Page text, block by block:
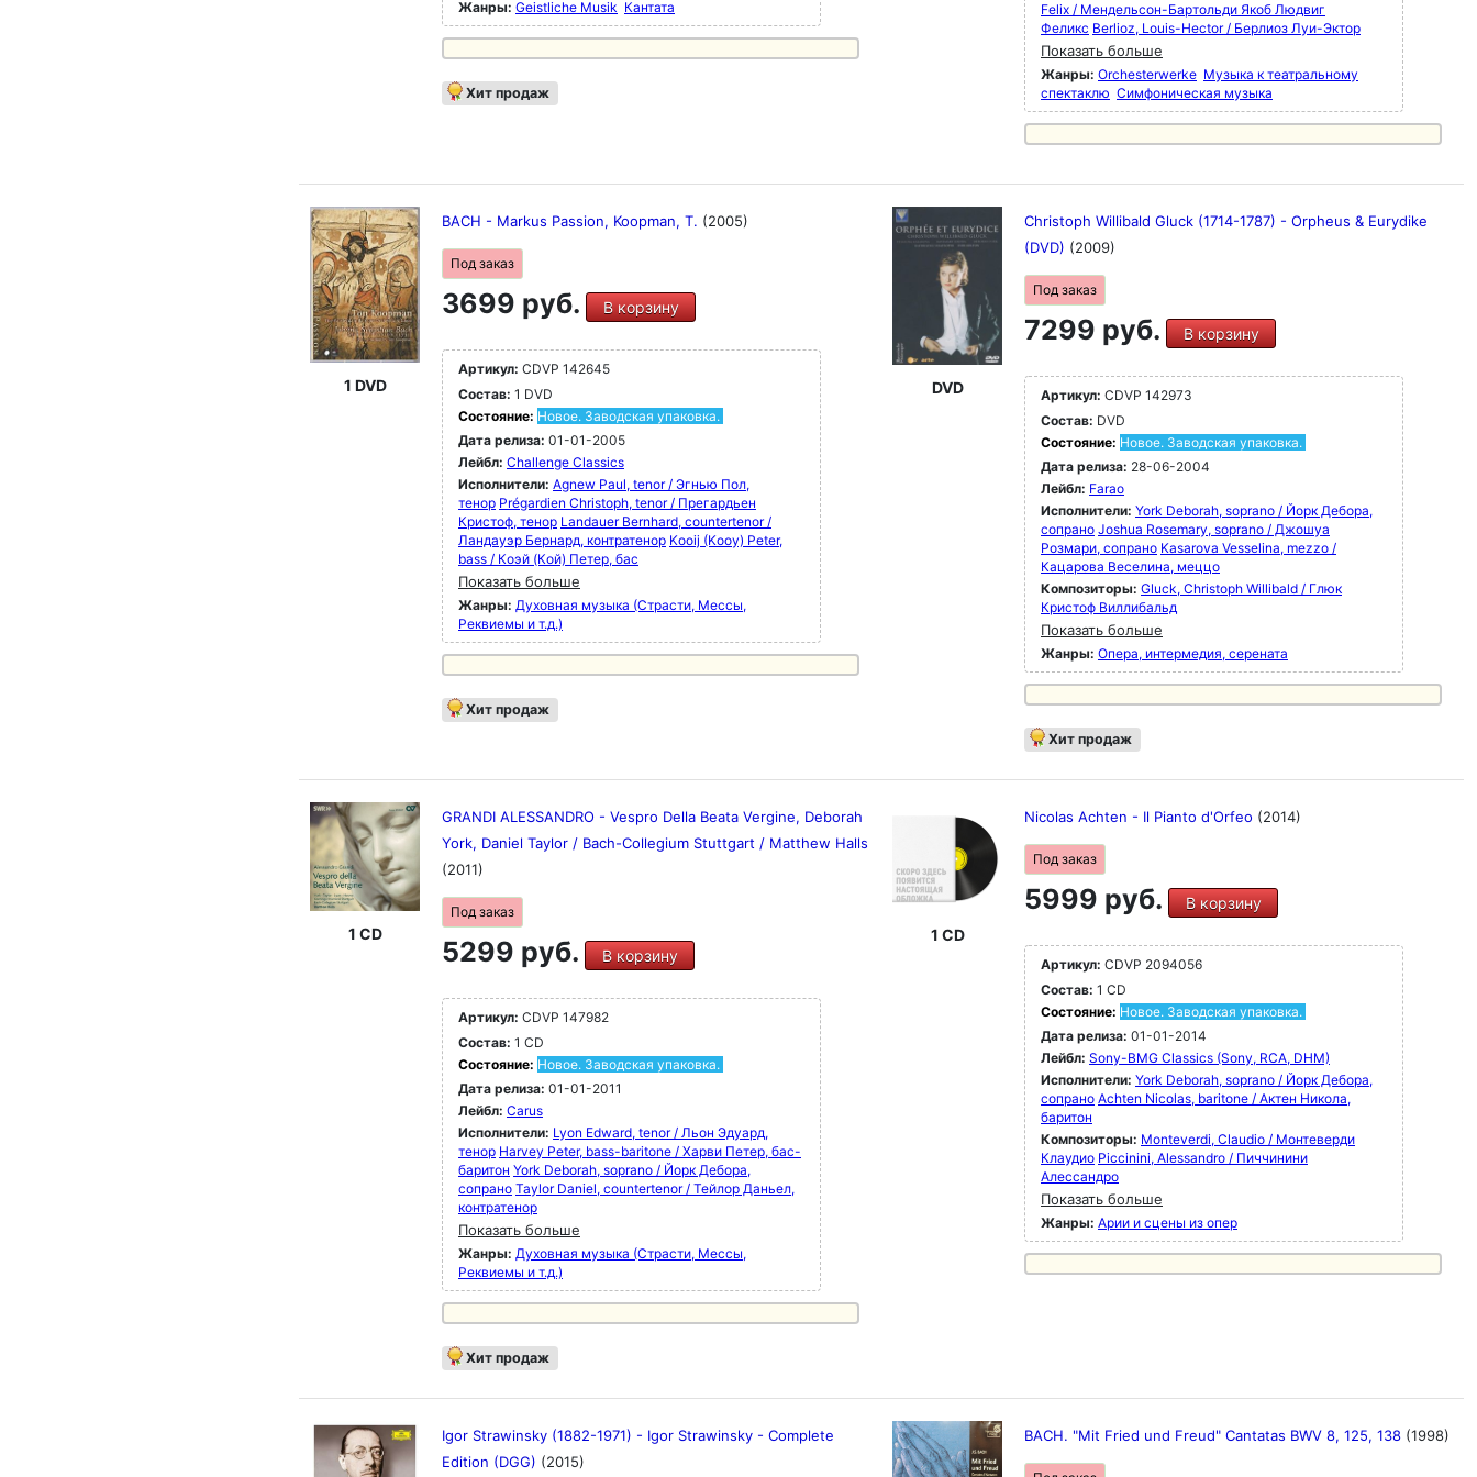
Жанры: Geistliche Musik Кантата
Хит продаж
Felix / Мендельсон-Бартольди Якоб Людвиг
Феликс Berlioz, Louis-Hector / Берлиоз Луи-Эктор
Показать больше
Жанры: Orchesterwerke Музыка к театральному
спектаклю Симфоническая музыка
1 DVD
BACH - Markus Passion, Koopman, T. (2005)
Под заказ
3699 руб. В корзину
Артикул: CDVP 142645
Состав: 1 DVD
Состояние: Новое. Заводская упаковка.
Дата релиза: 01-01-2005
Лейбл: Challenge Classics
Исполнители: Agnew Paul, tenor / Эгнью Пол,
тенор Prégardien Christoph, tenor / Прегардьен
Кристоф, тенор Landauer Bernhard, countertenor /
Ландауэр Бернард, контратенор Kooij (Kooy) Peter,
bass / Коэй (Кой) Петер, бас
Показать больше
Жанры: Духовная музыка (Страсти, Мессы,
Реквиемы и т.д.)
Хит продаж
DVD
Christoph Willibald Gluck (1714-1787) - Orpheus & Eurydike
(DVD) (2009)
Под заказ
7299 руб. В корзину
Артикул: CDVP 142973
Состав: DVD
Состояние: Новое. Заводская упаковка.
Дата релиза: 28-06-2004
Лейбл: Farao
Исполнители: York Deborah, soprano / Йорк Дебора,
сопрано Joshua Rosemary, soprano / Джошуа
Розмари, сопрано Kasarova Vesselina, mezzo /
Кацарова Веселина, меццо
Композиторы: Gluck, Christoph Willibald / Глюк
Кристоф Виллибальд
Показать больше
Жанры: Опера, интермедия, серената
Хит продаж
1 CD
GRANDI ALESSANDRO - Vespro Della Beata Vergine, Deborah
York, Daniel Taylor / Bach-Collegium Stuttgart / Matthew Halls
(2011)
Под заказ
5299 руб. В корзину
Артикул: CDVP 147982
Состав: 1 CD
Состояние: Новое. Заводская упаковка.
Дата релиза: 01-01-2011
Лейбл: Carus
Исполнители: Lyon Edward, tenor / Льон Эдуард,
тенор Harvey Peter, bass-baritone / Харви Петер, бас-
баритон York Deborah, soprano / Йорк Дебора,
сопрано Taylor Daniel, countertenor / Тейлор Даньел,
контратенор
Показать больше
Жанры: Духовная музыка (Страсти, Мессы,
Реквиемы и т.д.)
Хит продаж
1 CD
Nicolas Achten - Il Pianto d'Orfeo (2014)
Под заказ
5999 руб. В корзину
Артикул: CDVP 2094056
Состав: 1 CD
Состояние: Новое. Заводская упаковка.
Дата релиза: 01-01-2014
Лейбл: Sony-BMG Classics (Sony, RCA, DHM)
Исполнители: York Deborah, soprano / Йорк Дебора,
сопрано Achten Nicolas, baritone / Актен Никола,
баритон
Композиторы: Monteverdi, Claudio / Монтеверди
Клаудио Piccinini, Alessandro / Пиччинини
Алессандро
Показать больше
Жанры: Арии и сцены из опер
Igor Strawinsky (1882-1971) - Igor Strawinsky - Complete
Edition (DGG) (2015)
BACH. "Mit Fried und Freud" Cantatas BWV 8, 125, 138 (1998)